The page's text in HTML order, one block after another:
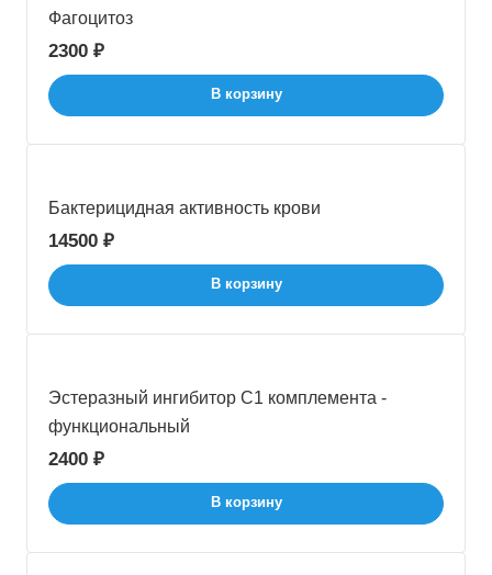
Фагоцитоз
2300 ₽
В корзину
Бактерицидная активность крови
14500 ₽
В корзину
Эстеразный ингибитор С1 комплемента -
функциональный
2400 ₽
В корзину